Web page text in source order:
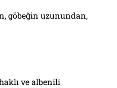
göbeğin uzunundan,
ve albenili